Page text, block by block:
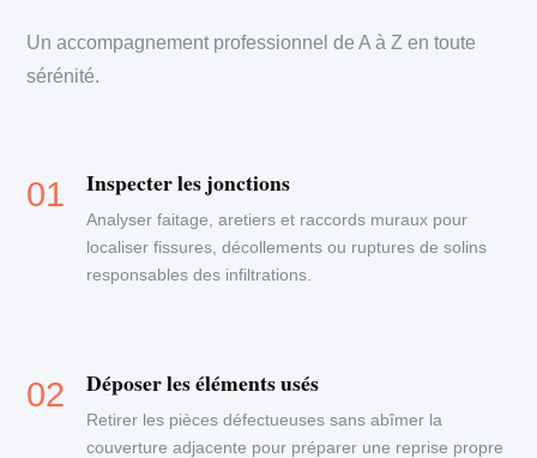
Un accompagnement professionnel de A à Z en toute
sérénité.
Inspecter les jonctions
Analyser faitage, aretiers et raccords muraux pour
localiser fissures, décollements ou ruptures de solins
responsables des infiltrations.
Déposer les éléments usés
Retirer les pièces défectueuses sans abîmer la
couverture adjacente pour préparer une reprise propre